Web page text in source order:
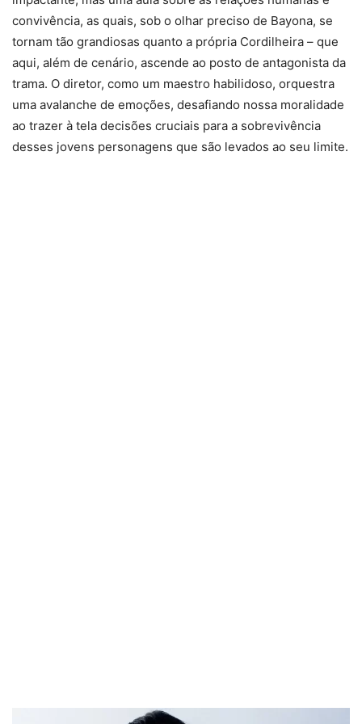
convivência, as quais, sob o olhar preciso de Bayona, se
tornam tão grandiosas quanto a própria Cordilheira – que
aqui, além de cenário, ascende ao posto de antagonista da
trama. O diretor, como um maestro habilidoso, orquestra
uma avalanche de emoções, desafiando nossa moralidade
ao trazer à tela decisões cruciais para a sobrevivência
desses jovens personagens que são levados ao seu limite.